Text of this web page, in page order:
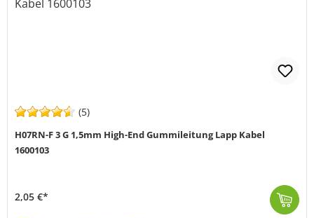
(5)
H07RN-F 3 G 1,5mm High-End Gummileitung Lapp Kabel
1600103
2,05 €*